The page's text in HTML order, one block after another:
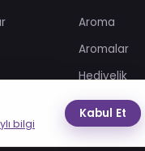
Aroma
Aromalar
Hediyelik
Nargile
Nargile
bilgi
Kabul Et